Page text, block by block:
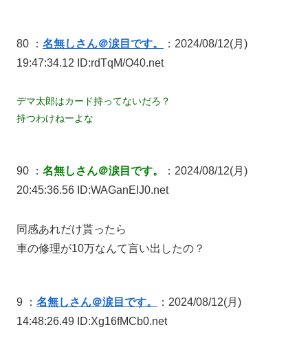
80 ： 名無しさん＠涙目です。
：2024/08/12(月)
19:47:34.12 ID:rdTqM/O40.net
デマ太郎はカード持ってないだろ？
持つわけねーよな
90 ： 名無しさん＠涙目です。
：2024/08/12(月)
20:45:36.56 ID:WAGanEIJ0.net
同感あれだけ貰ったら
車の修理が10万なんて言い出したの？
9 ： 名無しさん＠涙目です。
：2024/08/12(月)
14:48:26.49 ID:Xg16fMCb0.net